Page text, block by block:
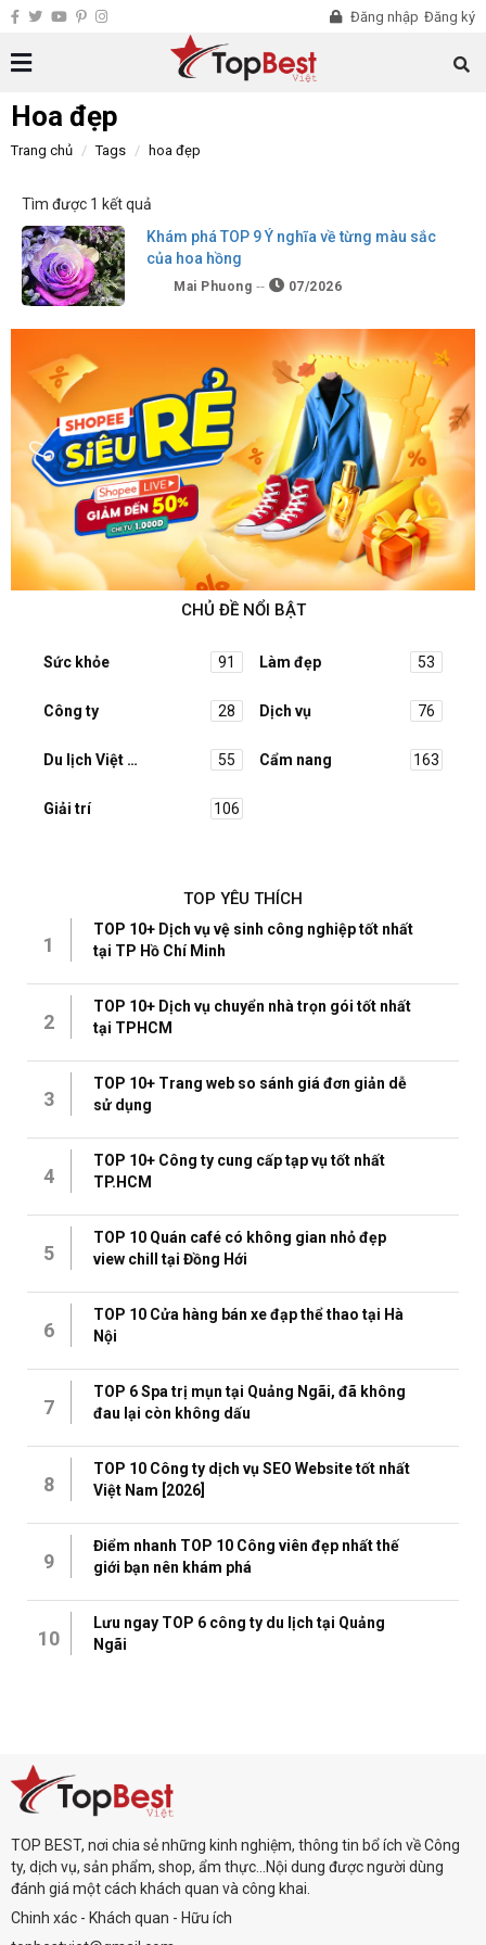
Đăng nhập Đăng ký
Hoa đẹp
Trang chủ Tags hoa đẹp
Tìm được 1 kết quả
Khám phá TOP 9 Ý nghĩa về từng màu sắc
của hoa hồng
Mai Phuong 07/2026
CHỦ ĐỀ NỔI BẬT
Sức khỏe 91 Làm đẹp 53
Công ty 28 Dịch vụ 76
Du lịch Việt Nam 55 Cẩm nang 163
Giải trí 106
TOP YÊU THÍCH
1
TOP 10+ Dịch vụ vệ sinh công nghiệp tốt nhất
tại TP Hồ Chí Minh
2
TOP 10+ Dịch vụ chuyển nhà trọn gói tốt nhất
tại TPHCM
3
TOP 10+ Trang web so sánh giá đơn giản dễ
sử dụng
4
TOP 10+ Công ty cung cấp tạp vụ tốt nhất
TP.HCM
5
TOP 10 Quán café có không gian nhỏ đẹp
view chill tại Đồng Hới
6
TOP 10 Cửa hàng bán xe đạp thể thao tại Hà
Nội
7
TOP 6 Spa trị mụn tại Quảng Ngãi, đã không
đau lại còn không dấu
8
TOP 10 Công ty dịch vụ SEO Website tốt nhất
Việt Nam [2026]
9
Điểm nhanh TOP 10 Công viên đẹp nhất thế
giới bạn nên khám phá
10
Lưu ngay TOP 6 công ty du lịch tại Quảng
Ngãi
TOP BEST, nơi chia sẻ những kinh nghiệm, thông tin bổ ích về Công
ty, dịch vụ, sản phẩm, shop, ẩm thực...Nội dung được người dùng
đánh giá một cách khách quan và công khai.
Chinh xác - Khách quan - Hữu ích